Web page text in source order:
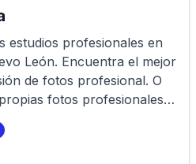
estudios profesionales en
León. Encuentra el mejor
de fotos profesional. O
fotos profesionales